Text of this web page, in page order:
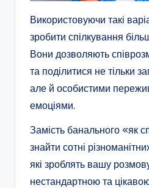
Використовуючи такі
зробити спілкування
Вони дозволяють
та поділитися не тільки
але й особистими
емоціями.
Замість банального «як
знайти сотні
які зроблять вашу
нестандартною та